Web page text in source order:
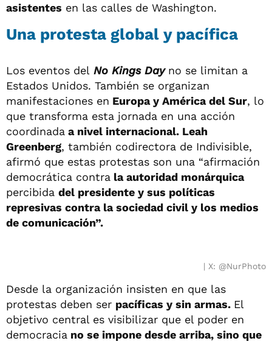
asistentes en las calles de Washington.
Una protesta global y pacífica
Los eventos del No Kings Dayno se limitan a
Estados Unidos. También se organizan
manifestaciones en Europa y América del Sur, lo
que transforma esta jornada en una acción
coordinada a nivel internacional. Leah
Greenberg, también codirectora de Indivisible,
afirmó que estas protestas son una “afirmación
democrática contra la autoridad monárquica
percibida del presidente y sus políticas
represivas contra la sociedad civil y los medios
de comunicación”.
X: @NurPhoto
Desde la organización insisten en que las
protestas deben ser pacíficas y sin armas. El
objetivo central es visibilizar que el poder en
democracia no se impone desde arriba, sino que